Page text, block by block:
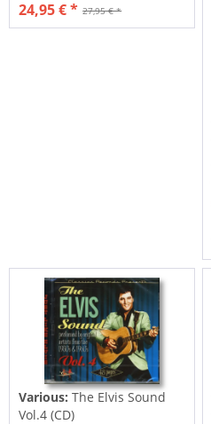
27,95 € *
24,95 € *
Various:The Elvis Sound
Vol.4 (CD)